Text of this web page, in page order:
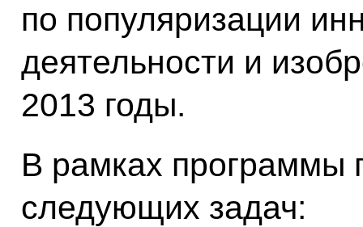
по популяризации
деятельности и
2013 годы.
В рамках программы
следующих задач: